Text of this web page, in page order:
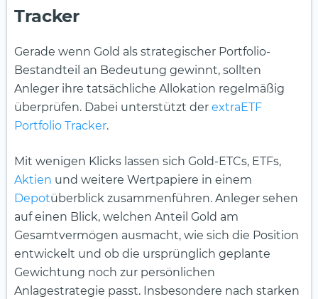
Tracker
Gerade wenn Gold als strategischer Portfolio-
Bestandteil an Bedeutung gewinnt, sollten
Anleger ihre tatsächliche Allokation regelmäßig
überprüfen. Dabei unterstützt der extraETF
Portfolio Tracker.
Mit wenigen Klicks lassen sich Gold-ETCs, ETFs,
Aktien und weitere Wertpapiere in einem
Depotüberblick zusammenführen. Anleger sehen
auf einen Blick, welchen Anteil Gold am
Gesamtvermögen ausmacht, wie sich die Position
entwickelt und ob die ursprünglich geplante
Gewichtung noch zur persönlichen
Anlagestrategie passt. Insbesondere nach starken